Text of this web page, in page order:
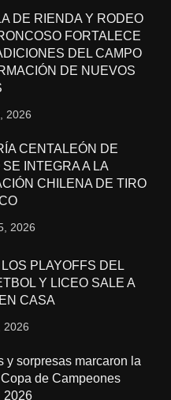
DE RIENDA Y RODEO
FORTALECE
DEL CAMPO
DE NUEVOS
2026
CENTALEÓN DE
INTEGRA A LA
CHILENA DE TIRO
2026
PLAYOFFS DEL
Y LICEO SALE A
CASA
2026
y sorpresas marcaron la
de Campeones
2026